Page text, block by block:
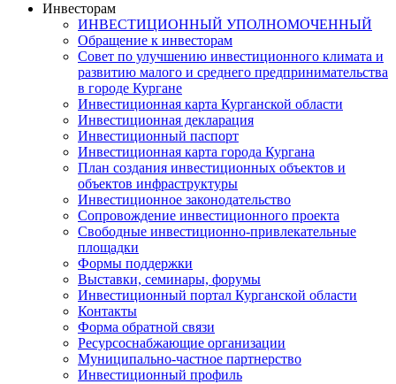
Инвесторам
ИНВЕСТИЦИОННЫЙ УПОЛНОМОЧЕННЫЙ
Обращение к инвесторам
Совет по улучшению инвестиционного климата и
развитию малого и среднего предпринимательства
в городе Кургане
Инвестиционная карта Курганской области
Инвестиционная декларация
Инвестиционный паспорт
Инвестиционная карта города Кургана
План создания инвестиционных объектов и
объектов инфраструктуры
Инвестиционное законодательство
Сопровождение инвестиционного проекта
Свободные инвестиционно-привлекательные
площадки
Формы поддержки
Выставки, семинары, форумы
Инвестиционный портал Курганской области
Контакты
Форма обратной связи
Ресурсоснабжающие организации
Муниципально-частное партнерство
Инвестиционный профиль